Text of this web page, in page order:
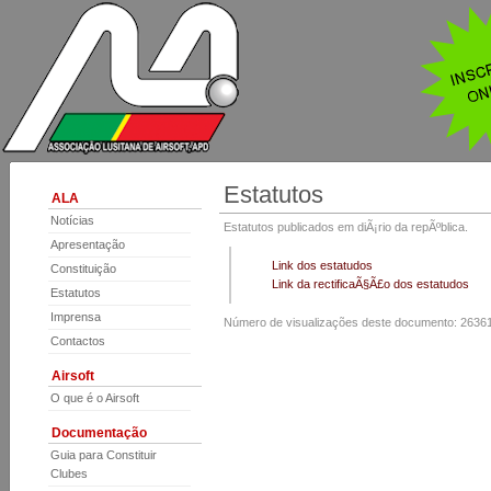
ALA
Notícias
Apresentação
Constituição
Estatutos
Imprensa
Contactos
Airsoft
O que é o Airsoft
Documentação
Guia para Constituir
Clubes
Estatutos
Estatutos publicados em diÃ¡rio da repÃºblica.
Link dos estatudos
Link da rectificaÃ§Ã£o dos estatudos
Número de visualizações deste documento: